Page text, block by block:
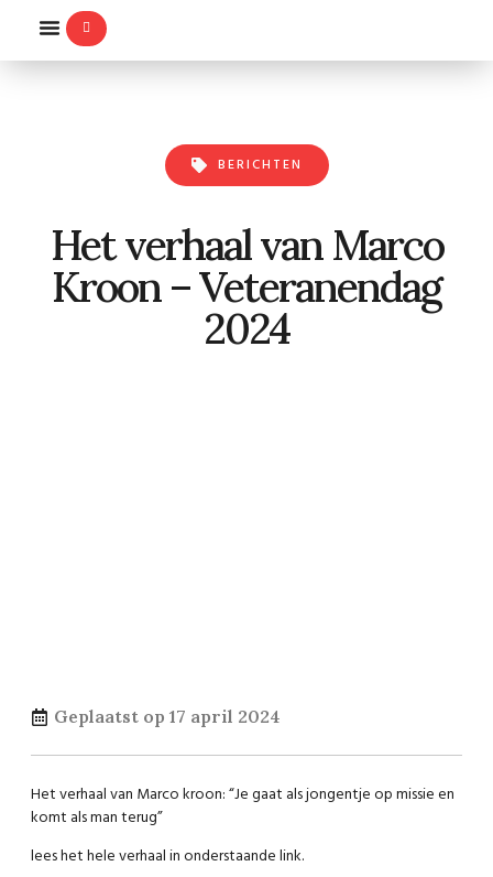
BERICHTEN
Het verhaal van Marco
Kroon – Veteranendag
2024
Geplaatst op 17 april 2024
Het verhaal van Marco kroon: “Je gaat als jongentje op missie en
komt als man terug”
lees het hele verhaal in onderstaande link.